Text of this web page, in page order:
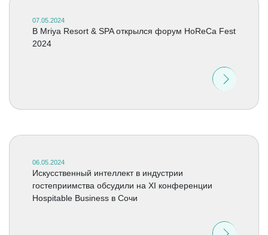
07.05.2024
В Mriya Resort & SPA открылся форум HoReCa Fest
2024
06.05.2024
Искусственный интеллект в индустрии
гостеприимства обсудили на XI конференции
Hospitable Business в Сочи